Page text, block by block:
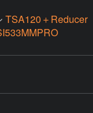
TSA120＋Reducer